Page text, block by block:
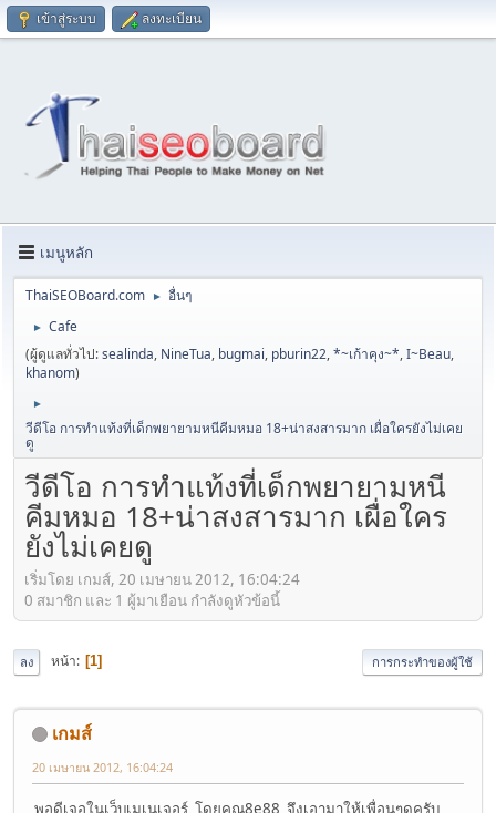
เข้าสู่ระบบ ลงทะเบียน
เมนูหลัก
ThaiSEOBoard.com ► อื่นๆ
►
Cafe
(ผู้ดูแลทั่วไป:sealinda, NineTua, bugmai, pburin22,*~เก้าคุง~*,I~Beau,
khanom)
►
วีดีโอ การทำแท้งที่เด็กพยายามหนีคีมหมอ 18+น่าสงสารมาก เผื่อใครยังไม่เคย
ดู
วีดีโอ การทำแท้งที่เด็กพยายามหนี
คีมหมอ 18+น่าสงสารมาก เผื่อใคร
ยังไม่เคยดู
เริ่มโดย เกมส์, 20 เมษายน 2012, 16:04:24
0 สมาชิก และ 1 ผู้มาเยือน กำลังดูหัวข้อนี้
ลง หน้า 1 การกระทำของผู้ใช้
เกมส์
20 เมษายน 2012, 16:04:24
พอดีเจอในเว็บเมเนเจอร์ โดยคุณ8e88 จึงเอามาให้เพื่อนๆดูครับ